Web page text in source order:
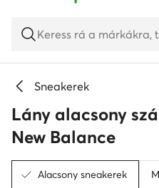
Keress rá a márkákra,
Sneakerek
Lány alacsony
New Balance
Alacsony sneakerek